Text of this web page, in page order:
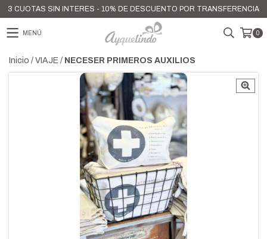
3 CUOTAS SIN INTERES - 10% DE DESCUENTO POR TRANSFERENCIA
MENÚ 0
Inicio / VIAJE / NECESER PRIMEROS AUXILIOS